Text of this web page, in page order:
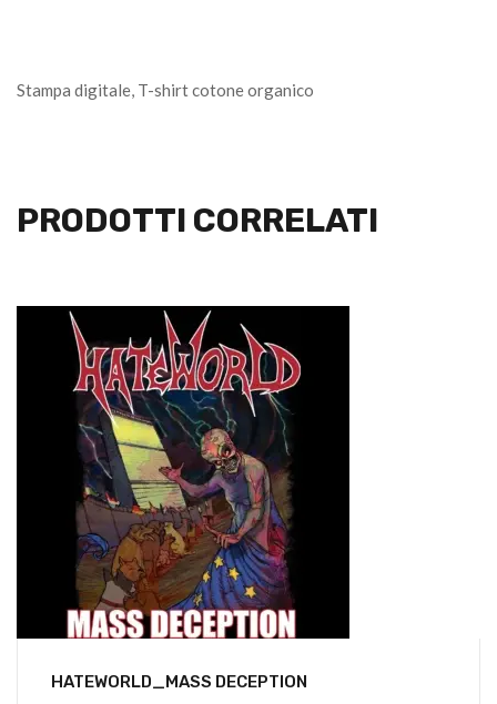
Stampa digitale, T-shirt cotone organico
PRODOTTI CORRELATI
HATEWORLD_MASS DECEPTION